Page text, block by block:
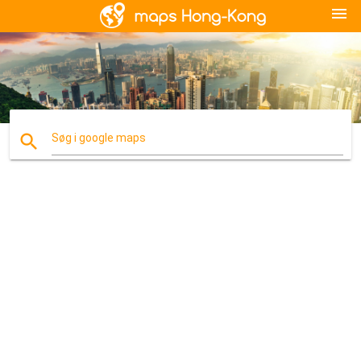
menu
search Søg i google maps